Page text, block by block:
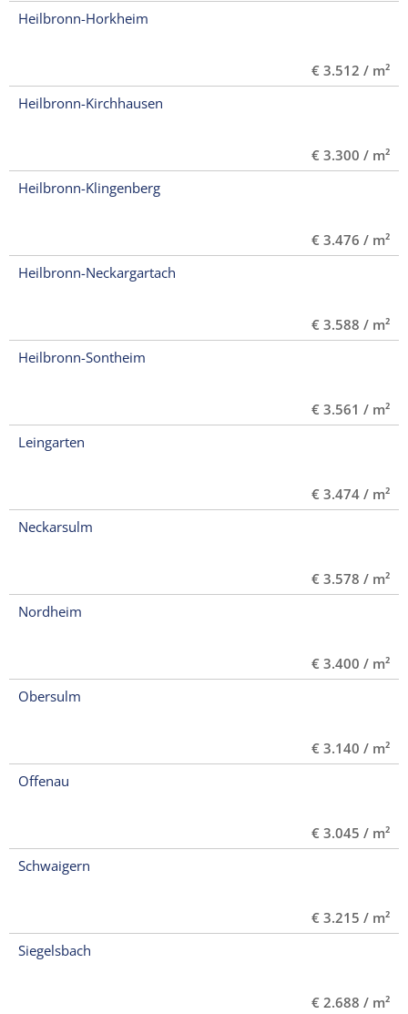
Heilbronn-Horkheim
€ 3.512 / m²
Heilbronn-Kirchhausen
€ 3.300 / m²
Heilbronn-Klingenberg
€ 3.476 / m²
Heilbronn-Neckargartach
€ 3.588 / m²
Heilbronn-Sontheim
€ 3.561 / m²
Leingarten
€ 3.474 / m²
Neckarsulm
€ 3.578 / m²
Nordheim
€ 3.400 / m²
Obersulm
€ 3.140 / m²
Offenau
€ 3.045 / m²
Schwaigern
€ 3.215 / m²
Siegelsbach
€ 2.688 / m²